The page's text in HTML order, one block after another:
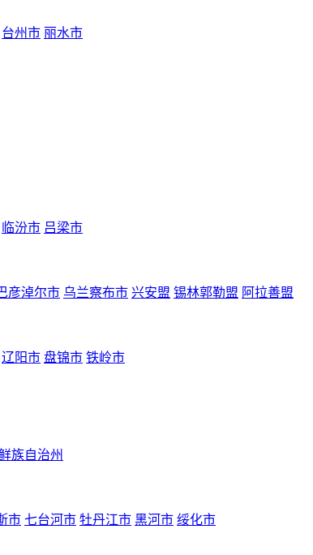
台州市 丽水市
临汾市 吕梁市
彦淖尔市 乌兰察布市 兴安盟 锡林郭勒盟 阿拉善盟
辽阳市 盘锦市 铁岭市
族自治州
市 七台河市 牡丹江市 黑河市 绥化市